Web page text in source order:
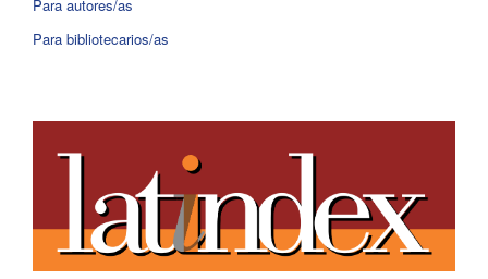
Para autores/as
Para bibliotecarios/as